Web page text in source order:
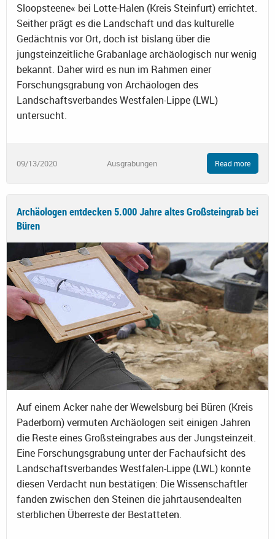
Sloopsteene« bei Lotte-Halen (Kreis Steinfurt) errichtet.
Seither prägt es die Landschaft und das kulturelle
Gedächtnis vor Ort, doch ist bislang über die
jungsteinzeitliche Grabanlage archäologisch nur wenig
bekannt. Daher wird es nun im Rahmen einer
Forschungsgrabung von Archäologen des
Landschaftsverbandes Westfalen-Lippe (LWL)
untersucht.
09/13/2020 Ausgrabungen Read more
Archäologen entdecken 5.000 Jahre altes Großsteingrab bei
Büren
Auf einem Acker nahe der Wewelsburg bei Büren (Kreis
Paderborn) vermuten Archäologen seit einigen Jahren
die Reste eines Großsteingrabes aus der Jungsteinzeit.
Eine Forschungsgrabung unter der Fachaufsicht des
Landschaftsverbandes Westfalen-Lippe (LWL) konnte
diesen Verdacht nun bestätigen: Die Wissenschaftler
fanden zwischen den Steinen die jahrtausendealten
sterblichen Überreste der Bestatteten.